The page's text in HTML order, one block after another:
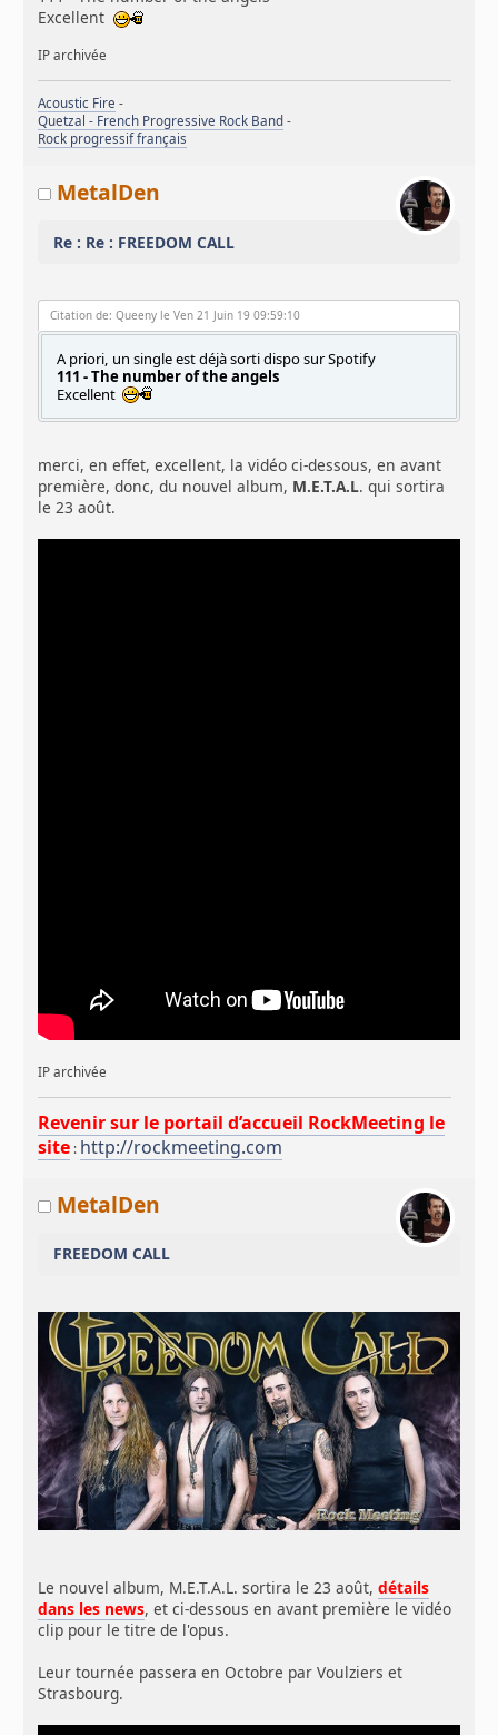
Excellent
IP archivée
Acoustic Fire -
Quetzal - French Progressive Rock Band -
Rock progressif français
MetalDen
Re : Re : FREEDOM CALL
Citation de: Queeny le Ven 21 Juin 19 09:59:10
A priori, un single est déjà sorti dispo sur Spotify
111 - The number of the angels
Excellent
merci, en effet, excellent, la vidéo ci-dessous, en avant
première, donc, du nouvel album, M.E.T.A.L. qui sortira
le 23 août.
IP archivée
Revenir sur le portail d’accueil RockMeeting le
site : http://rockmeeting.com
MetalDen
FREEDOM CALL
Le nouvel album, M.E.T.A.L. sortira le 23 août,détails
dans les news, et ci-dessous en avant première le vidéo
clip pour le titre de l'opus.
Leur tournée passera en Octobre par Voulziers et
Strasbourg.